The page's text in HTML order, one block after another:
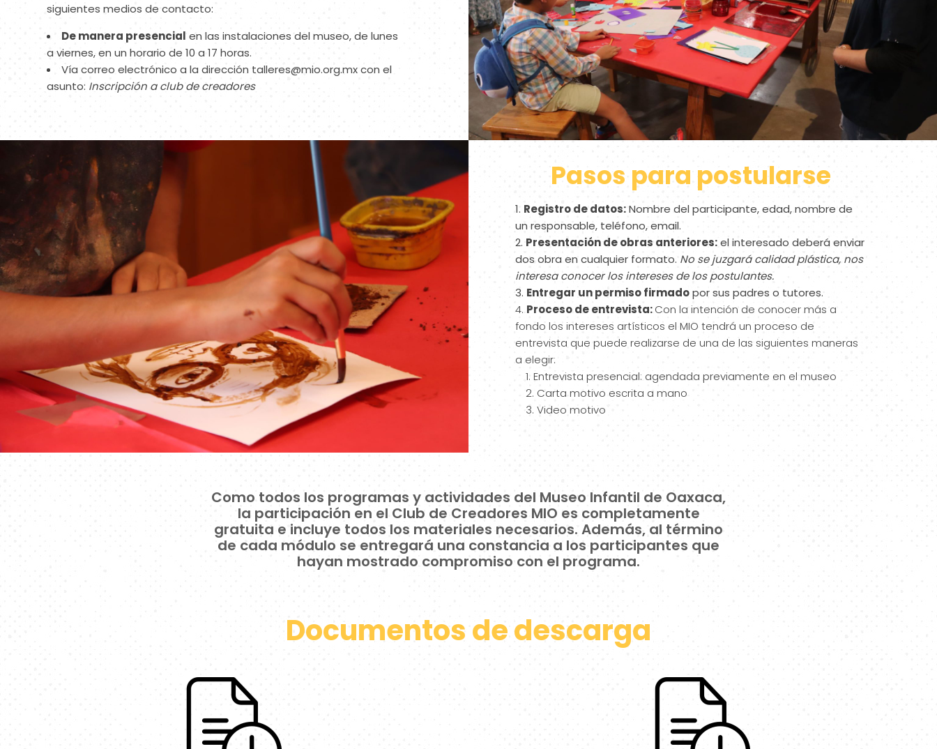
siguientes medios de contacto:
De manera presencial en las instalaciones del museo, de lunes
a viernes, en un horario de 10 a 17 horas.
Vía correo electrónico a la dirección talleres@mio.org.mxcon el
asunto: Inscripción a club de creadores
Pasos para postularse
Registro de datos:Nombre del participante, edad, nombre de
un responsable, teléfono, email.
Presentación de obras anteriores:el interesado deberá enviar
dos obra en cualquier formato. No se juzgará calidad plástica, nos
interesa conocer los intereses de los postulantes.
Entregar un permiso firmadopor sus padres o tutores.
Proceso de entrevista:Con la intención de conocer más a
fondo los intereses artísticos el MIO tendrá un proceso de
entrevista que puede realizarse de una de las siguientes maneras
a elegir:
Entrevista presencial: agendada previamente en el museo
Carta motivo escrita a mano
Video motivo
Como todos los programas y actividades del Museo Infantil de Oaxaca,
la participación en el Club de Creadores MIO es completamente
gratuita e incluye todos los materiales necesarios. Además, al término
de cada módulo se entregará una constancia a los participantes que
hayan mostrado compromiso con el programa.
Documentos de descarga